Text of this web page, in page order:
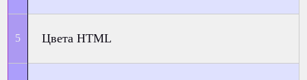
Цвета HTML